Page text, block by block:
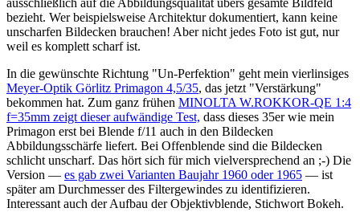
ausschließlich auf die Abbildungsqualität übers gesamte Bildfeld
bezieht. Wer beispielsweise Architektur dokumentiert, kann keine
unscharfen Bildecken brauchen! Aber nicht jedes Foto ist gut, nur
weil es komplett scharf ist.
In die gewünschte Richtung "Un-Perfektion" geht mein vierlinsiges
Meyer-Optik Görlitz Primagon 4,5/35, das jetzt "Verstärkung"
bekommen hat. Zum ganz frühen MINOLTA W.ROKKOR-QE 1:4
f=35mm zeigt dieser aufwändige Test, dass dieses 35er wie mein
Primagon erst bei Blende f/11 auch in den Bildecken
Abbildungsschärfe liefert. Bei Offenblende sind die Bildecken
schlicht unscharf. Das hört sich für mich vielversprechend an ;-) Die
Version — es gab zwei Varianten Baujahr 1960 oder 1965 — ist
später am Durchmesser des Filtergewindes zu identifizieren.
Interessant auch der Aufbau der Objektivblende, Stichwort Bokeh.